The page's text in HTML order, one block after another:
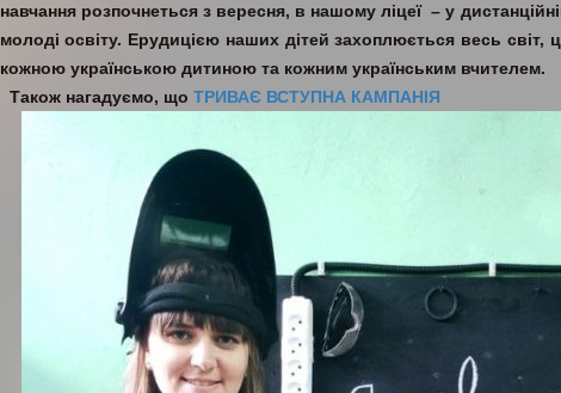
навчання розпочнеться з вересня, в нашому ліцеї – у
молоді освіту. Ерудицією наших дітей захоплюється весь світ,
кожною українською дитиною та кожним українським вчителем.
Також нагадуємо, що ТРИВАЄ ВСТУПНА КАМПАНІЯ